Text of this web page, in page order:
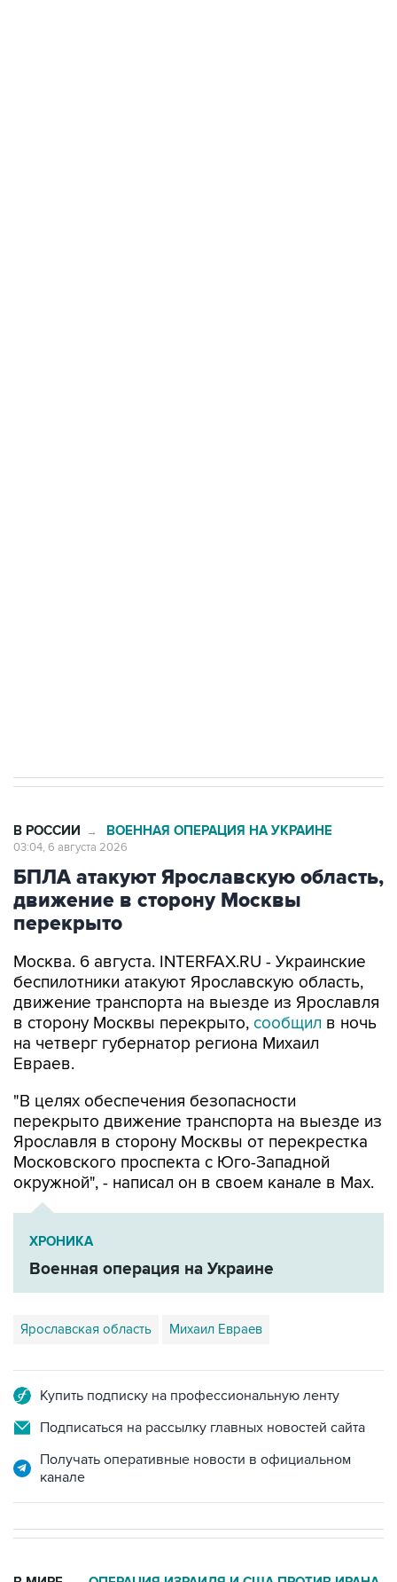
В РОССИИ → ВОЕННАЯ ОПЕРАЦИЯ НА УКРАИНЕ
03:04, 6 августа 2026
БПЛА атакуют Ярославскую область,
движение в сторону Москвы
перекрыто
Москва. 6 августа. INTERFAX.RU - Украинские
беспилотники атакуют Ярославскую область,
движение транспорта на выезде из Ярославля
в сторону Москвы перекрыто, сообщил в ночь
на четверг губернатор региона Михаил
Евраев.
"В целях обеспечения безопасности
перекрыто движение транспорта на выезде из
Ярославля в сторону Москвы от перекрестка
Московского проспекта с Юго-Западной
окружной", - написал он в своем канале в Мах.
ХРОНИКА
Военная операция на Украине
Ярославская область Михаил Евраев
Купить подписку на профессиональную ленту
Подписаться на рассылку главных новостей сайта
Получать оперативные новости в официальном
канале